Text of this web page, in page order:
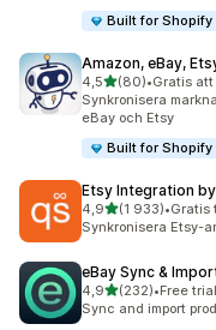
Built for Shopify
Amazon, eBay,
4,5av 5 stjärnor
(80)
80 recensioner totalt
•Gratis
Synkronisera
eBay och Etsy
Built for Shopify
Etsy Integration
4,9av 5 stjärnor
(1 933)
1933 recensioner
•Gratis
Synkronisera Etsy-
eBay Sync &
4,9av 5 stjärnor
(232)
232 recensioner
•Free
Sync and import